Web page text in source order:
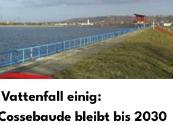
Vattenfall einig:
bleibt bis 2030